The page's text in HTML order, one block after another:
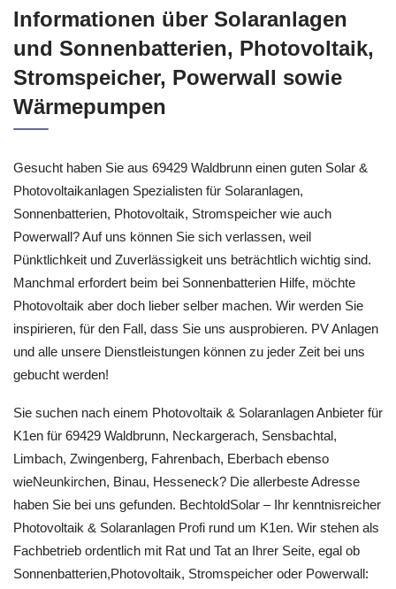
Informationen über Solaranlagen
und Sonnenbatterien, Photovoltaik,
Stromspeicher, Powerwall sowie
Wärmepumpen
Gesucht haben Sie aus 69429 Waldbrunn einen guten Solar &
Photovoltaikanlagen Spezialisten für Solaranlagen,
Sonnenbatterien, Photovoltaik, Stromspeicher wie auch
Powerwall? Auf uns können Sie sich verlassen, weil
Pünktlichkeit und Zuverlässigkeit uns beträchtlich wichtig sind.
Manchmal erfordert beim bei Sonnenbatterien Hilfe, möchte
Photovoltaik aber doch lieber selber machen. Wir werden Sie
inspirieren, für den Fall, dass Sie uns ausprobieren. PV Anlagen
und alle unsere Dienstleistungen können zu jeder Zeit bei uns
gebucht werden!
Sie suchen nach einem Photovoltaik & Solaranlagen Anbieter für
K1en für 69429 Waldbrunn, Neckargerach, Sensbachtal,
Limbach, Zwingenberg, Fahrenbach, Eberbach ebenso
wieNeunkirchen, Binau, Hesseneck? Die allerbeste Adresse
haben Sie bei uns gefunden. BechtoldSolar – Ihr kenntnisreicher
Photovoltaik & Solaranlagen Profi rund um K1en. Wir stehen als
Fachbetrieb ordentlich mit Rat und Tat an Ihrer Seite, egal ob
Sonnenbatterien,Photovoltaik, Stromspeicher oder Powerwall: